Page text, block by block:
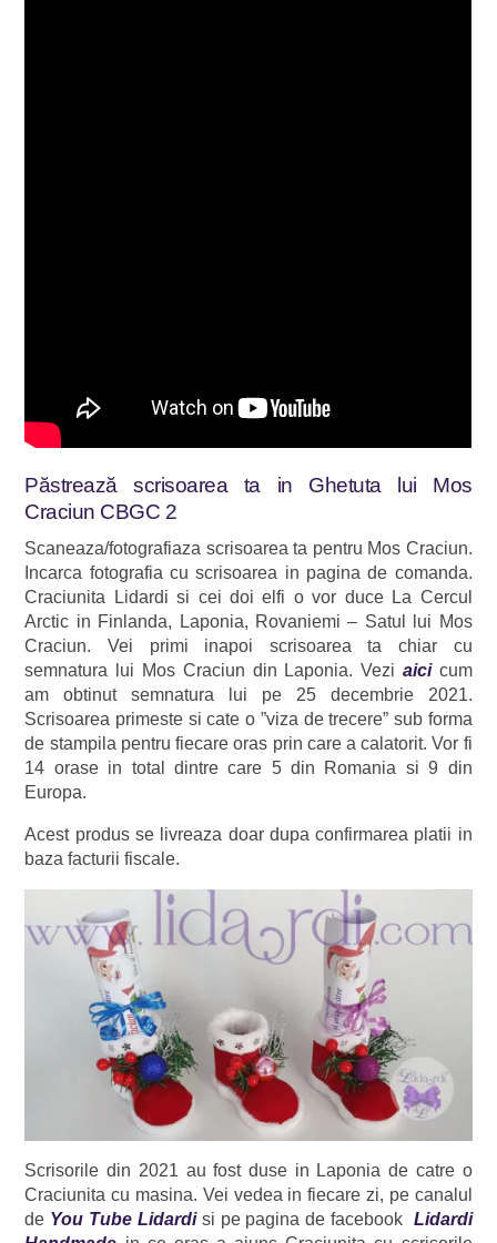
Păstrează scrisoarea ta in Ghetuta lui Mos
Craciun CBGC 2
Scaneaza/fotografiaza scrisoarea ta pentru Mos Craciun.
Incarca fotografia cu scrisoarea in pagina de comanda.
Craciunita Lidardi si cei doi elfi o vor duce La Cercul
Arctic in Finlanda, Laponia, Rovaniemi – Satul lui Mos
Craciun. Vei primi inapoi scrisoarea ta chiar cu
semnatura lui Mos Craciun din Laponia. Vezi aicicum
am obtinut semnatura lui pe 25 decembrie 2021.
Scrisoarea primeste si cate o ”viza de trecere” sub forma
de stampila pentru fiecare oras prin care a calatorit. Vor fi
14 orase in total dintre care 5 din Romania si 9 din
Europa.
Acest produs se livreaza doar dupa confirmarea platii in
baza facturii fiscale.
Scrisorile din 2021 au fost duse in Laponia de catre o
Craciunita cu masina. Vei vedea in fiecare zi, pe canalul
de You Tube Lidardi si pe pagina de facebook Lidardi